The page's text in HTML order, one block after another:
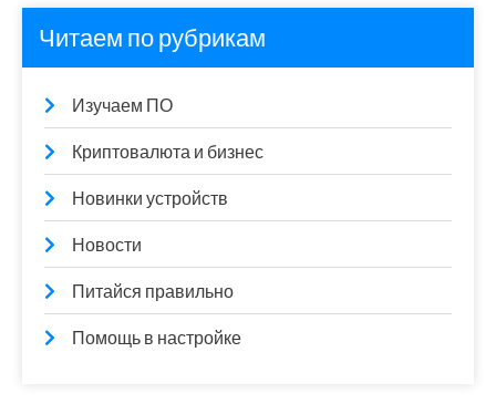
Читаем по рубрикам
Изучаем ПО
Криптовалюта и бизнес
Новинки устройств
Новости
Питайся правильно
Помощь в настройке